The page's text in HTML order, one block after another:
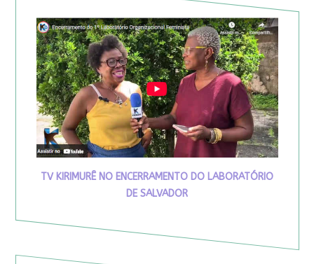
TV KIRIMURÊ NO ENCERRAMENTO DO LABORATÓRIO
DE SALVADOR